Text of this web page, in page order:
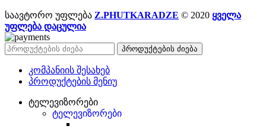
საავტორო უფლება Z.PHUTKARADZE © 2020 ყველა
უფლება დაცულია
პროდუქტების ძიება
კომპანიის შესახებ
პროდუქტების მენიუ
ტელევიზორები
ტელევიზორები